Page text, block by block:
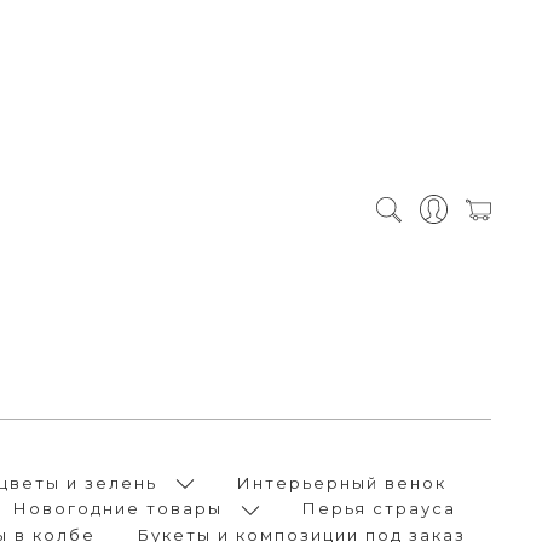
и зелень
Интерьерный венок
Новогодние товары
Перья страуса
в колбе
Букеты и композиции под заказ